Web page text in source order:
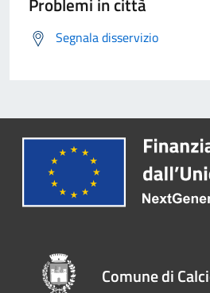
Segnala disservizio
Comune di